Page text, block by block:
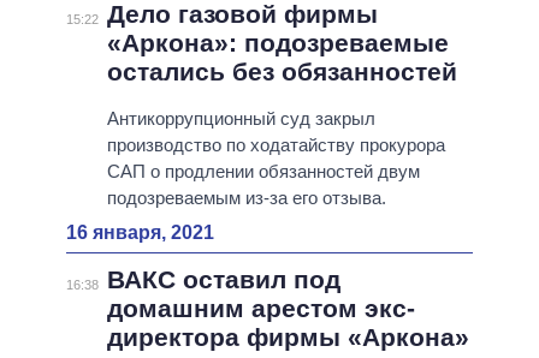
15:22 Дело газовой фирмы
«Аркона»: подозреваемые
остались без обязанностей
Антикоррупционный суд закрыл
производство по ходатайству прокурора
САП о продлении обязанностей двум
подозреваемым из-за его отзыва.
16 января, 2021
16:38
ВАКС оставил под
домашним арестом экс-
директора фирмы «Аркона»